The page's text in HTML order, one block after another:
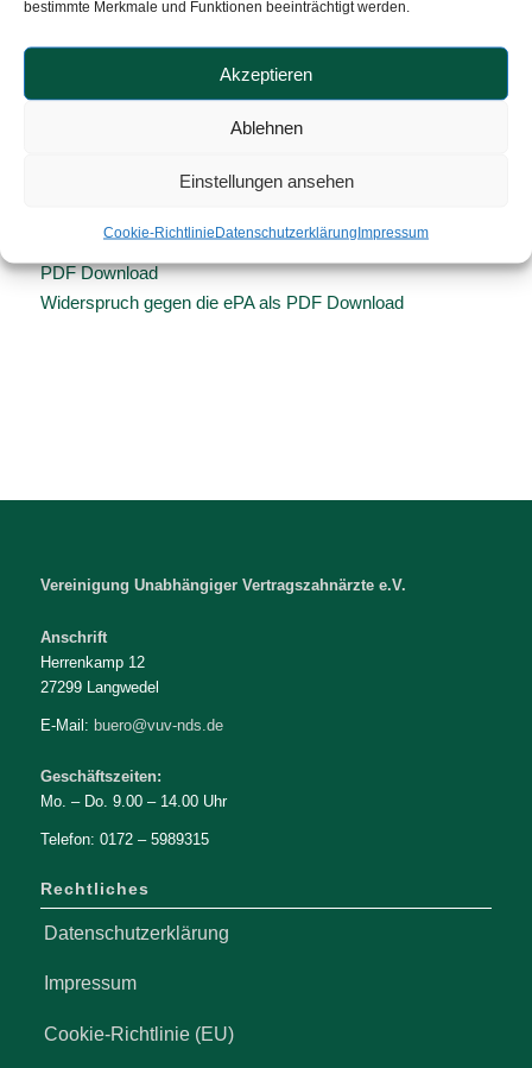
bestimmte Merkmale und Funktionen beeinträchtigt werden.
Akzeptieren
Ablehnen
Einstellungen ansehen
Cookie-RichtlinieDatenschutzerklärungImpressum
Mitgliederversammlung der VuV statt.
Eine Einladung dazu wird Ihnen in einem gesonderten
Entscheidungshilfe zur elektronischen Patientenakte als
PDF Download
Widerspruch gegen die ePA als PDF Download
Vereinigung Unabhängiger Vertragszahnärzte e.V.
Anschrift
Herrenkamp 12
27299 Langwedel
E-Mail: buero@vuv-nds.de
Geschäftszeiten:
Mo. – Do. 9.00 – 14.00 Uhr
Telefon: 0172 – 5989315
Rechtliches
Datenschutzerklärung
Impressum
Cookie-Richtlinie (EU)